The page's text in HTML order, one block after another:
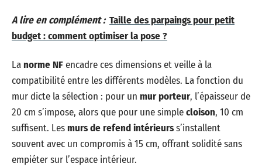
A lire en complément : Taille des parpaings pour petit
budget : comment optimiser la pose ?
Lanorme NFencadre ces dimensions et veille à la
compatibilité entre les différents modèles. La fonction du
mur dicte la sélection : pour un mur porteur, l’épaisseur de
20 cm s’impose, alors que pour une simplecloison, 10 cm
suffisent. Lesmurs de refend intérieurss’installent
souvent avec un compromis à 15 cm, offrant solidité sans
empiéter sur l’espace intérieur.